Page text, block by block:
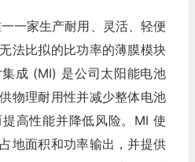
一家生产耐用、灵活、轻便
法比拟的比功率的薄膜模块
成 (MI) 是公司太阳能电池
物理耐用性并减少整体电池
高性能并降低风险。MI 使
地面积和功率输出，并提供